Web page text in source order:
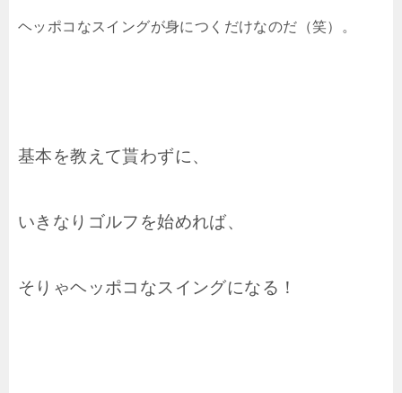
ヘッポコなスイングが身につくだけなのだ（笑）。
基本を教えて貰わずに、
いきなりゴルフを始めれば、
そりゃヘッポコなスイングになる！